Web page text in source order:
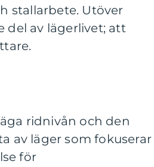
stallarbete. Utöver
del av lägerlivet; att
ridnivån och den
av läger som fokuserar
för